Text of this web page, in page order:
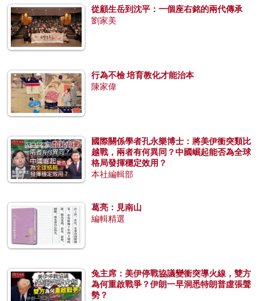
從顧生岳到沈平：一個座右銘的兩代傳承
劉家美
行為不檢 培育教化才能治本
陳家偉
國際關係學者孔永樂博士：將美伊衝突類比
越戰，兩者有何異同？中國崛起能否為全球
格局發揮穩定效用？
本社編輯部
葛亮：見南山
編輯精選
兔主席：美伊停戰協議變衝突導火線，雙方
為何重啟戰爭？伊朗一早洞悉特朗普虛張聲
勢？